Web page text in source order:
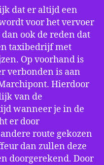
dat er altijd een
voor het vervoer
ook de reden dat
taxibedrijf met
Op voorhand is
verbonden is aan
Hierdoor
van de
wanneer je in de
er door
route gekozen
dan zullen deze
doorgerekend. Door